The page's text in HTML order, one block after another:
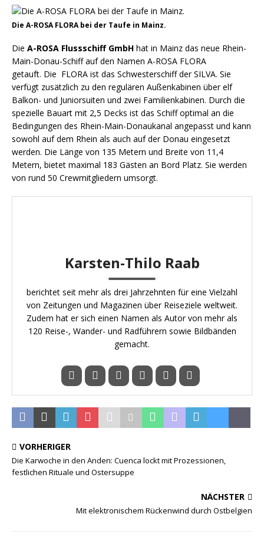
Die A-ROSA FLORA bei der Taufe in Mainz.
Die A-ROSA Flussschiff GmbH hat in Mainz das neue Rhein-
Main-Donau-Schiff auf den Namen A-ROSA FLORA
getauft. Die FLORA ist das Schwesterschiff der SILVA. Sie
verfügt zusätzlich zu den regulären Außenkabinen über elf
Balkon- und Juniorsuiten und zwei Familienkabinen. Durch die
spezielle Bauart mit 2,5 Decks ist das Schiff optimal an die
Bedingungen des Rhein-Main-Donaukanal angepasst und kann
sowohl auf dem Rhein als auch auf der Donau eingesetzt
werden. Die Länge von 135 Metern und Breite von 11,4
Metern, bietet maximal 183 Gästen an Bord Platz. Sie werden
von rund 50 Crewmitgliedern umsorgt.
Karsten-Thilo Raab
berichtet seit mehr als drei Jahrzehnten für eine Vielzahl
von Zeitungen und Magazinen über Reiseziele weltweit.
Zudem hat er sich einen Namen als Autor von mehr als
120 Reise-, Wander- und Radführern sowie Bildbänden
gemacht.
VORHERIGER
Die Karwoche in den Anden: Cuenca lockt mit Prozessionen,
festlichen Rituale und Ostersuppe
NÄCHSTER
Mit elektronischem Rückenwind durch Ostbelgien